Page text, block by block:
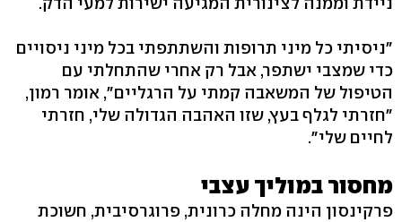
"ניסיתי כל מיני תרופות והשתתפתי בכל מיני ניסויים
כדי שמצבי ישתפר, אבל רק אחרי שהתחלתי עם
הטיפול של המשאבה קמתי על הרגליים", אומר רמון,
"חזרתי לגלף בעץ, שזו האהבה הגדולה שלי, חזרתי
לחיים שלי".
מחסור במוליך עצבי
פרקינסון הינה מחלה כרונית, פרוגרסיבית, חשוכת